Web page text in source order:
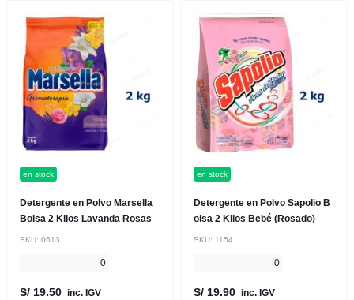
en stock
Detergente en Polvo Marsella
Bolsa 2 Kilos Lavanda Rosas
SKU: 0613
0
S/ 19.50 inc. IGV
en stock
Detergente en Polvo Sapolio B
olsa 2 Kilos Bebé (Rosado)
SKU: 1154
0
S/ 19.90 inc. IGV